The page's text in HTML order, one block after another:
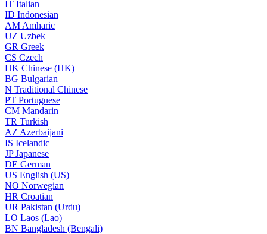
IT Italian
ID Indonesian
AM Amharic
UZ Uzbek
GR Greek
CS Czech
HK Chinese (HK)
BG Bulgarian
N Traditional Chinese
PT Portuguese
CM Mandarin
TR Turkish
AZ Azerbaijani
IS Icelandic
JPJapanese
DE German
US English (US)
NO Norwegian
HR Croatian
UR Pakistan (Urdu)
LO Laos (Lao)
BN Bangladesh (Bengali)